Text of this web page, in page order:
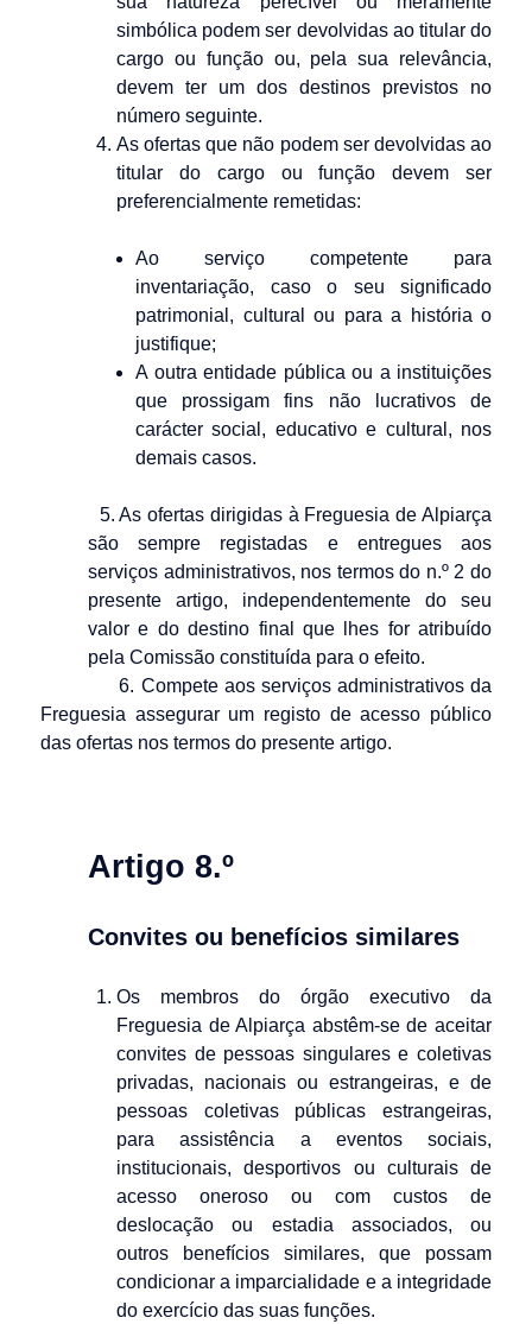
simbólica podem ser devolvidas ao titular do
cargo ou função ou, pela sua relevância,
devem ter um dos destinos previstos no
número seguinte.
As ofertas que não podem ser devolvidas ao
titular do cargo ou função devem ser
preferencialmente remetidas:
Ao serviço competente para
inventariação, caso o seu significado
patrimonial, cultural ou para a história o
justifique;
A outra entidade pública ou a instituições
que prossigam fins não lucrativos de
carácter social, educativo e cultural, nos
demais casos.
5. As ofertas dirigidas à Freguesia de Alpiarça
são sempre registadas e entregues aos
serviços administrativos, nos termos do n.º 2 do
presente artigo, independentemente do seu
valor e do destino final que lhes for atribuído
pela Comissão constituída para o efeito.
6. Compete aos serviços administrativos da
Freguesia assegurar um registo de acesso público
das ofertas nos termos do presente artigo.
Artigo 8.º
Convites ou benefícios similares
Os membros do órgão executivo da
Freguesia de Alpiarça abstêm-se de aceitar
convites de pessoas singulares e coletivas
privadas, nacionais ou estrangeiras, e de
pessoas coletivas públicas estrangeiras,
para assistência a eventos sociais,
institucionais, desportivos ou culturais de
acesso oneroso ou com custos de
deslocação ou estadia associados, ou
outros benefícios similares, que possam
condicionar a imparcialidade e a integridade
do exercício das suas funções.